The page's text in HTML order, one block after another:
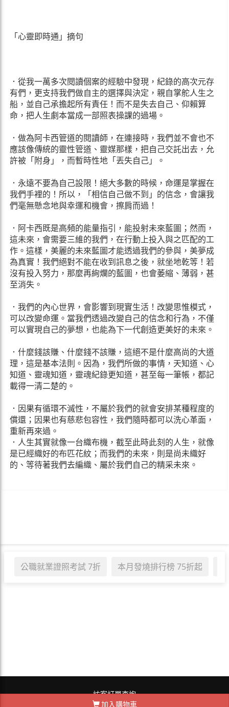
公職就業證照考試 7折 本月發燒排行榜 75折起
「心靈即時通」摘句
．從我一萬多次閱讀個案的經驗中發現，紀錄的高次元存
有們，更支持我們做自主的選擇與決定，親自掌舵人生之
船，並自己承擔起所有責任！而不是失去自己、仰賴算
命，把人生劇本當成一部照表操課的過場。
．做為阿卡西管道的閱讀師，在連接時，我們並不會也不
應該像傳統的靈性管道、靈媒那樣，把自己交託出去，允
許被「附身」，而暫時性地「丟失自己」。
．永遠不要為自己設限！絕大多數的時候，命運是掌握在
我們手裡的！所以，「相信自己做不到」的信念，會讓我
們毫無懸念地與幸運和機會，擦肩而過！
．阿卡西既是高頻的能量指引，能投射未來藍圖；然而，
這未來，會需要三維的我們，在行動上投入與之匹配的工
作。這樣，美麗的未來藍圖才能透過我們的參與，美夢成
為真實！我們絕對不能在收到訊息之後，就坐地乾等！若
沒有投入努力，那麼再絢爛的藍圖，也會萎縮、薄弱，甚
至消失。
．我們的內心世界，會影響到現實生活！改變思惟模式，
可以改變命運。當我們透過改變自己的信念和行為，不僅
可以實現自己的夢想，也能為下一代創造更美好的未來。
．什麼錢該賺、什麼錢不該賺，這絕不是什麼高尚的大道
理，這是基本法則。因為，我們所做的事情，天知道、心
知道、靈魂知道，靈魂紀錄更知道，甚至每一筆帳，都記
載得一清二楚的。
．因果有循環不滅性，不屬於我們的就會安排某種程度的
償還；因果也有慈悲包容性，我們隨時都可以洗心革面，
重新再來過。
．人生其實就像一台織布機，截至此時此刻的人生，就像
是已經織好的布匹花紋；而我們的未來，則是尚未織好
的、等待著我們去編織、屬於我們自己的精采未來。
加入購物車
訪客訂單查詢